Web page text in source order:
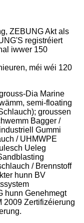
ZEBUNG Akt als
registréiert
iwwer 150
méi wéi 120
Dia Marine
semi-floating
groussen
Bagger /
Gummi
/ UHMWPE
Ueleg
/ Brennstoff
hunn BV
hunn Genehmegt
2009 Zertifizéierung